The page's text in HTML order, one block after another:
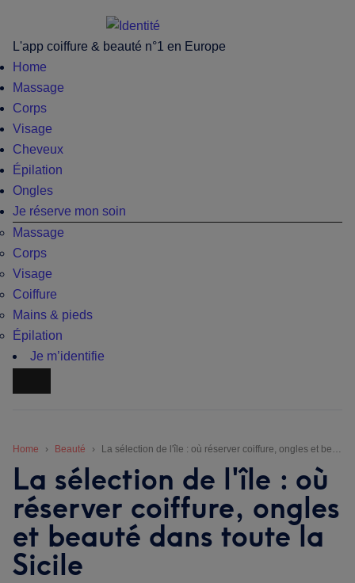
contenu
principal
secondary
menu
barre
latérale
principale
pied
de
page
L'app coiffure & beauté n°1 en Europe
Home
Massage
Corps
Visage
Cheveux
Épilation
Ongles
Je réserve mon soin
Massage
Corps
Visage
Coiffure
Mains & pieds
Épilation
Je m’identifie
Home Beauté La sélection de l'île : où réserver coiffure, ongles et beauté dans toute la Sicile
La sélection de l'île : où
réserver coiffure, ongles
et beauté dans toute la
Sicile